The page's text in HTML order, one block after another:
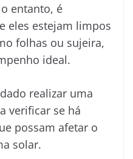
entanto, é
eles estejam limpos
folhas ou sujeira,
ideal.
realizar uma
verificar se há
possam afetar o
solar.